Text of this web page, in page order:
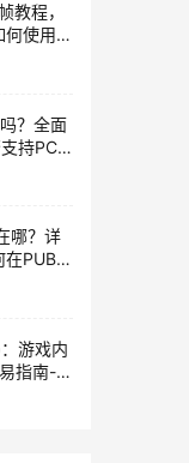
教程，
何使用
帧流
？全面
持PC
绍
哪？详
PUBG
护个人
游戏内
指南-
何购买